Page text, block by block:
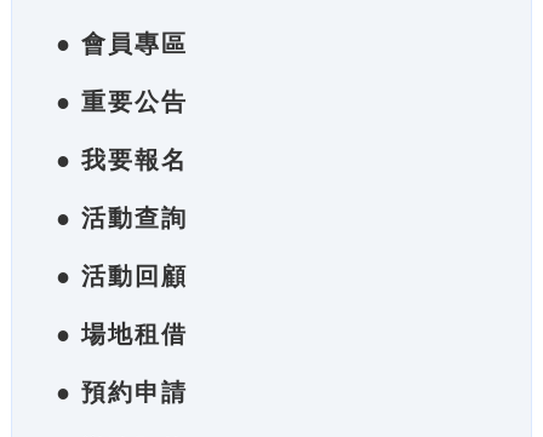
● 會員專區
● 重要公告
● 我要報名
● 活動查詢
● 活動回顧
● 場地租借
● 預約申請